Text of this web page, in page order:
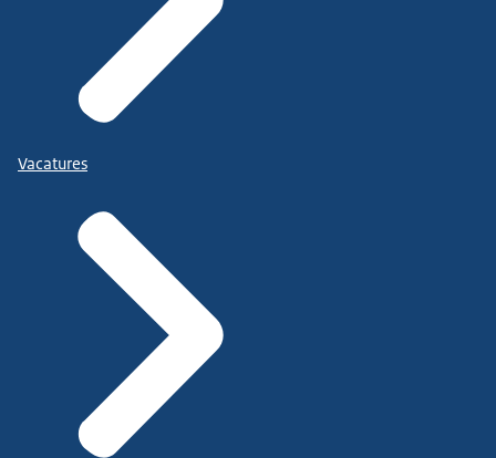
Vacatures